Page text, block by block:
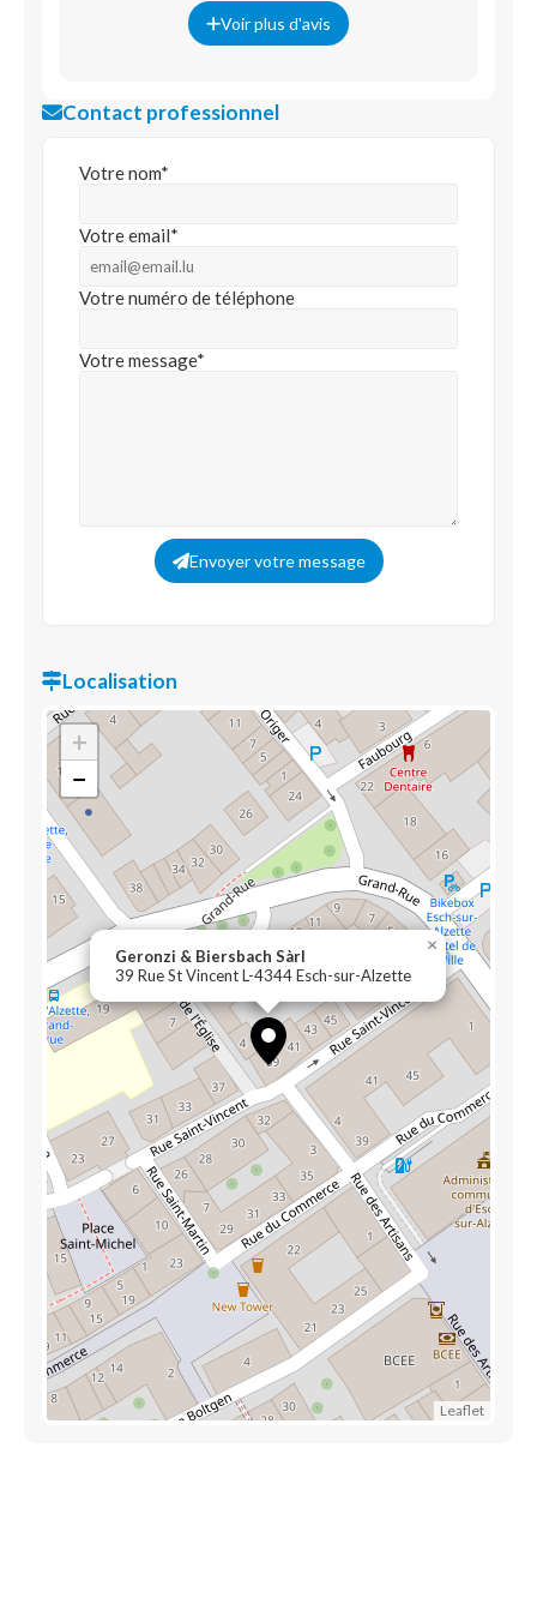
Voir plus d'avis
Contact professionnel
Votre nom*
Votre email*
Votre numéro de téléphone
Votre message*
Envoyer votre message
Localisation
Geronzi & Biersbach Sàrl
39 Rue St Vincent L-4344 Esch-sur-Alzette
×
+
−
Leaflet